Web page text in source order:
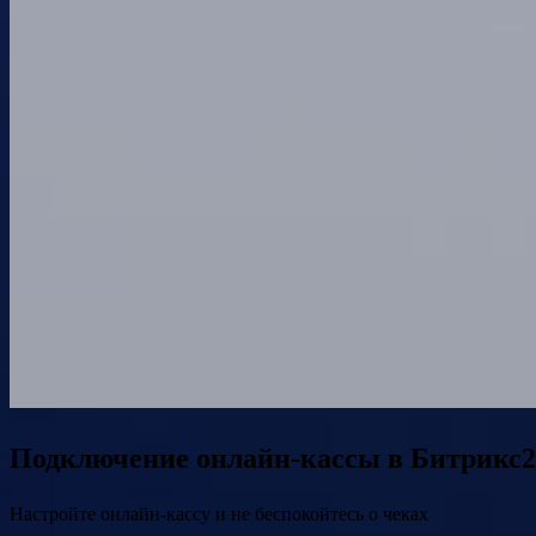
Подключение онлайн-кассы в
Настройте онлайн-кассу и не беспокойтесь о чеках